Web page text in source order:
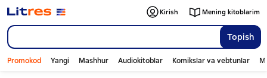
Topish
Kirish Mening kitoblarim
Promokod Yangi Mashhur Audiokitoblar Komikslar va vebtunlar